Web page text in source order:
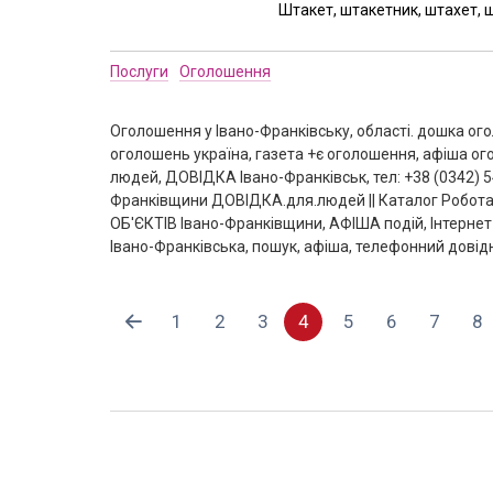
Штакет, штакетник, штахет,
Послуги Оголошення
Оголошення у Івано-Франківську, області. дошка
оголошень україна, газета +є оголошення, афіша
людей, ДОВІДКА Івано-Франківськ, тел: +38 (0342)
Франківщини ДОВІДКА.для.людей || Каталог
ОБ'ЄКТІВ Івано-Франківщини, АФІША подій,
Івано-Франківська, пошук, афіша, телефонний
1 2 3 4 5 6 7 8